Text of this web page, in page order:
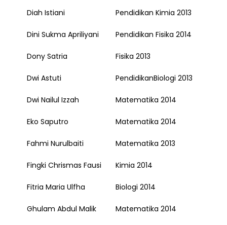
Diah Istiani Pendidikan Kimia 2013
Dini Sukma Apriliyani Pendidikan Fisika 2014
Dony Satria Fisika 2013
Dwi Astuti PendidikanBiologi 2013
Dwi Nailul Izzah Matematika 2014
Eko Saputro Matematika 2014
Fahmi Nurulbaiti Matematika 2013
Fingki Chrismas Fausi Kimia 2014
Fitria Maria Ulfha Biologi 2014
Ghulam Abdul Malik Matematika 2014